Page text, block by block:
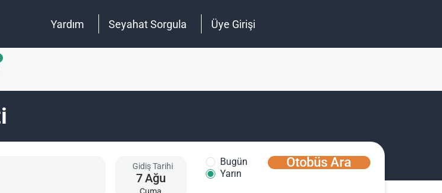
Yardım Seyahat Sorgula Üye Girişi
Gidiş Tarihi
7Ağu
Bugün
Yarın
Otobüs Ara